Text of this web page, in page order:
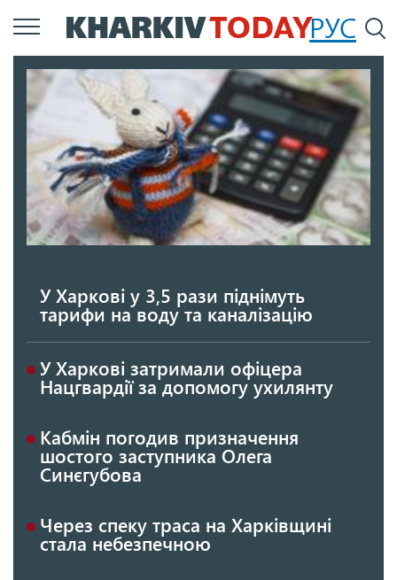
Перейти
до
вмісту
РУС
У Харкові у 3,5 рази піднімуть
тарифи на воду та каналізацію
У Харкові затримали офіцера
Нацгвардії за допомогу ухилянту
Кабмін погодив призначення
шостого заступника Олега
Синєгубова
Через спеку траса на Харківщині
стала небезпечною